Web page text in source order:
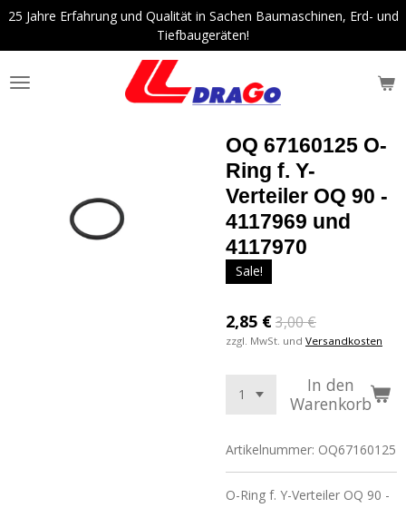
Zum
springen
25 Jahre Erfahrung und Qualität in Sachen Baumaschinen, Erd- und
Tiefbaugeräten!
OQ 67160125 O-
Ring f. Y-
Verteiler OQ 90 -
4117969 und
4117970
Sale!
2,85 €3,00 €
zzgl. MwSt. und Versandkosten
In den
Warenkorb
Artikelnummer: OQ67160125
O-Ring f. Y-Verteiler OQ 90 -